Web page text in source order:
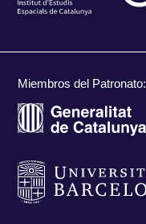
Miembros del Patronato: